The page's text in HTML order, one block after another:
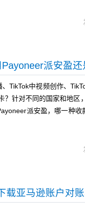
派安盈还
中视频创作、
？针对不同的国家和地
派安盈，哪一种
载亚马逊账户对